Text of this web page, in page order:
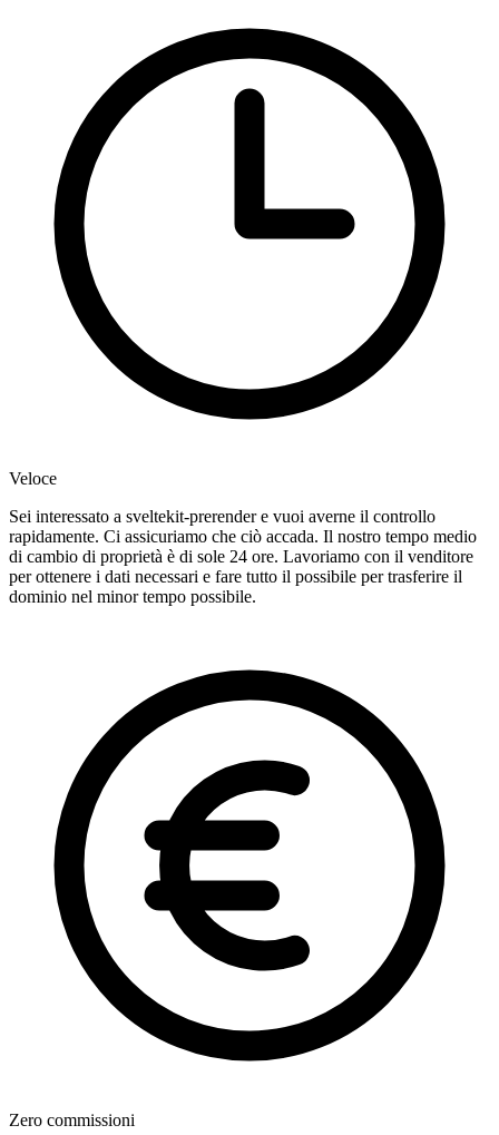
Veloce
Sei interessato a sveltekit-prerender e vuoi averne il controllo
rapidamente. Ci assicuriamo che ciò accada. Il nostro tempo medio
di cambio di proprietà è di sole 24 ore. Lavoriamo con il venditore
per ottenere i dati necessari e fare tutto il possibile per trasferire il
dominio nel minor tempo possibile.
Zero commissioni